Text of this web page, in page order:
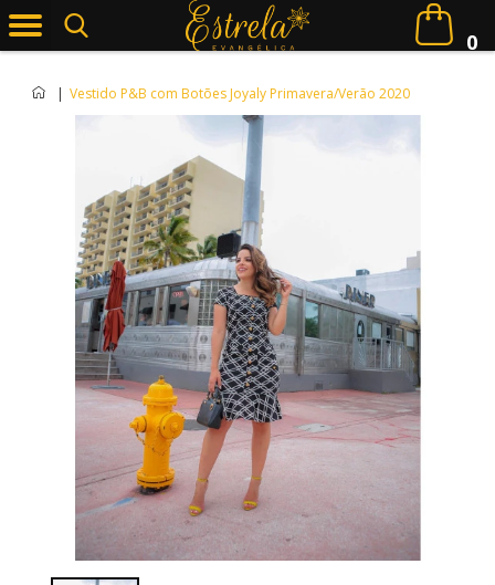
0
| Vestido P&B com Botões Joyaly Primavera/Verão 2020